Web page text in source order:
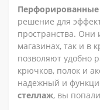
решение для
пространства. Они
магазинах, так и в
позволяют удобно
крючков, полок и
надежный и
стеллаж, вы